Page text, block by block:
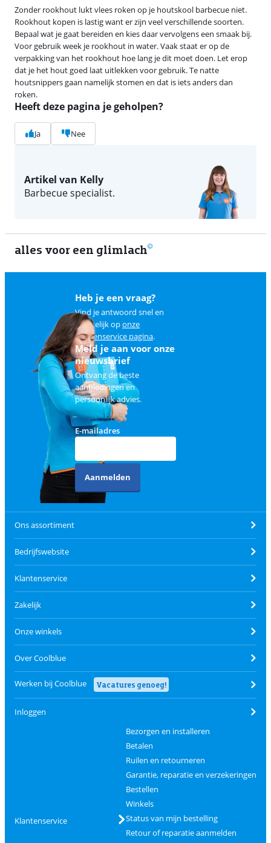
Zonder rookhout lukt vlees roken op je houtskool barbecue niet.
Rookhout kopen is lastig want er zijn veel verschillende soorten.
Bepaal wat je gaat bereiden en kies daar vervolgens een smaak bij.
Voor gebruik week je rookhout in water. Vaak staat er op de
verpakking van het rookhout hoe lang je dit moet doen. Let erop
dat je het hout goed laat uitlekken voor gebruik. Te natte
houtsnippers gaan namelijk stomen en dat is iets anders dan
roken.
Heeft deze pagina je geholpen?
Ja Nee
Artikel van Kelly
Barbecue specialist.
alles voor een glimlach
Heb je een vraag?
Vind je antwoord snel en
makkelijk oponze
klantenservice pagina.
Meld je aan voor onze
nieuwsbrief
Ontvang de beste
aanbiedingen en
persoonlijk advies.
E-mailadres
Aanmelden
Ons assortiment
Bedrijfswebsite
Klantenservice
Zakelijk
Onze winkels
Over Coolblue
Werken bij Coolblue Vacatures genoeg!
Inloggen
Klantenservice
Bezorgen en installeren
Betalen
Ruilen en retourneren
Garantie, reparatie en verzekeringen
Bestellen
Winkels
Status van mijn bestelling
Retour of reparatie aanmelden